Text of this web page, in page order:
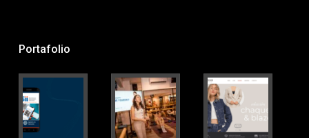
Portafolio